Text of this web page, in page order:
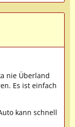
nie Überland
Es ist einfach
kann schnell